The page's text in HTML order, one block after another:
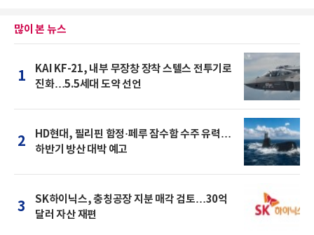
많이 본 뉴스
1
KAI KF-21, 내부 무장창 장착 스텔스 전투기로
진화…5.5세대 도약 선언
2
HD현대, 필리핀 함정·페루 잠수함 수주 유력…
하반기 방산 대박 예고
3
SK하이닉스, 충칭공장 지분 매각 검토…30억
달러 자산 재편